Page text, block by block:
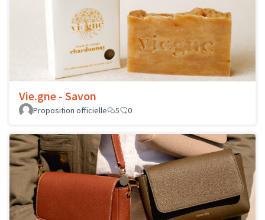
Vie.gne - Savon
Proposition officielle 5 0